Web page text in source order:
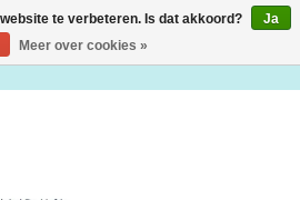
te verbeteren. Is dat akkoord?
Ja
Meer over cookies »